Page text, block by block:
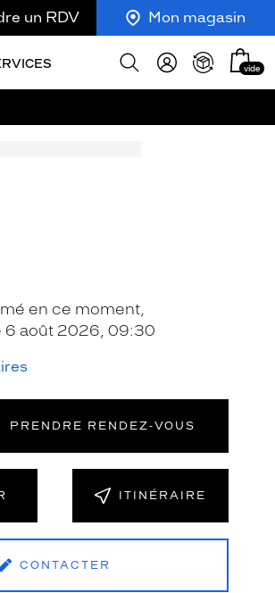
un RDV Mon magasin
Afficher
Mon
panier
vide
en ce moment,
6 août 2026, 09:30
PRENDRE RENDEZ‑VOUS
ITINÉRAIRE
CONTACTER